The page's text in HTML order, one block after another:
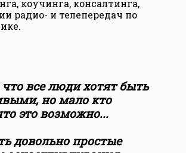
коучинга, консалтинга,
радио- и телепередач по
все люди хотят быть
но мало кто
это возможно...
довольно простые